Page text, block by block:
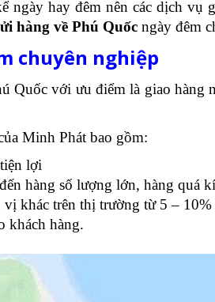
hay đêm nên các dịch vụ
hàng về Phú Quốcngày đêm
chuyên nghiệp
Quốc với ưu điểm là giao hàng
Minh Phát bao gồm:
lợi
hàng số lượng lớn, hàng quá
khác trên thị trường từ 5 – 10%
khách hàng.